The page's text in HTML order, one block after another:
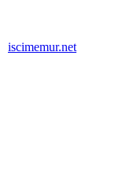
iscimemur.net